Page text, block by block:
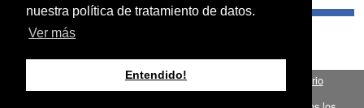
nuestra política de tratamiento de datos.
Ver más
Entendido!
Fondo para el Financiamiento del Sector Agropecuario
FINAGRO.